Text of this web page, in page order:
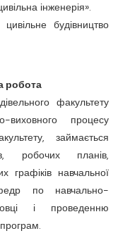
інженерія».
будівництво
робота
факультету
виховного процесу
займається
робочих планів,
графіків навчальної
по навчально-
і проведенню
програм.